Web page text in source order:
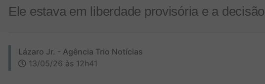
Ele estava em liberdade provisória e a
Lázaro Jr. - Agência Trio Notícias
13/05/26 às 12h41